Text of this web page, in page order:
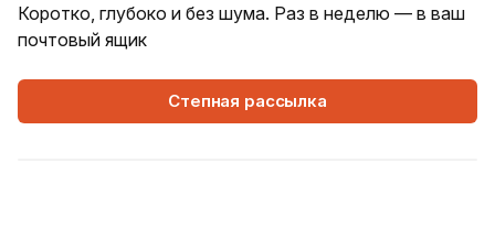
Коротко, глубоко и без шума. Раз в неделю — в ваш
почтовый ящик
Степная рассылка